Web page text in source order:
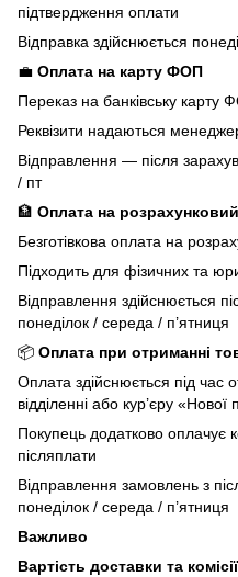
підтвердження оплати
Відправка здійснюється
💼 Оплата на карту ФОП
Переказ на банківську карту
Реквізити надаються
Відправлення — після
/ пт
🏦 Оплата на
Безготівкова оплата на
Підходить для фізичних та
Відправлення здійснюється
понеділок / середа / п’ятниця
📦 Оплата при отриманні
Оплата здійснюється під час
відділенні або кур’єру «Нової
Покупець додатково оплачує
післяплати
Відправлення замовлень з
понеділок / середа / п’ятниця
Важливо
Вартість доставки та